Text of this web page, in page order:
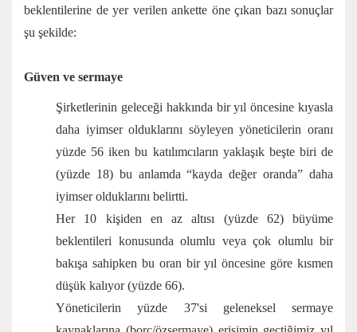
beklentilerine de yer verilen ankette öne çıkan bazı sonuçlar
şu şekilde:
Güven ve sermaye
Şirketlerinin geleceği hakkında bir yıl öncesine kıyasla
daha iyimser olduklarını söyleyen yöneticilerin oranı
yüzde 56 iken bu katılımcıların yaklaşık beşte biri de
(yüzde 18) bu anlamda “kayda değer oranda” daha
iyimser olduklarını belirtti.
Her 10 kişiden en az altısı (yüzde 62) büyüme
beklentileri konusunda olumlu veya çok olumlu bir
bakışa sahipken bu oran bir yıl öncesine göre kısmen
düşük kalıyor (yüzde 66).
Yöneticilerin yüzde 37'si geleneksel sermaye